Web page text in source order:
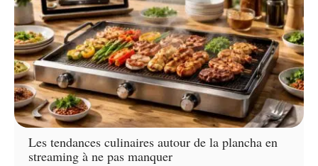
Les tendances culinaires autour de la plancha en
streaming à ne pas manquer